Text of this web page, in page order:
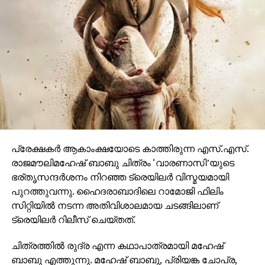
ഒരുങ്ങുന്നത് എന്നതിനാല്‍ തന്നെ തിയേറ്ററുകളില്‍
ഗംഭീരമായ കാഴ്ചാനുഭൂതി
സമ്മാനിക്കുമെന്നുറപ്പാണ്.ബാഹുബലിയും ആർ ആർ
ആറും ഒരുക്കിയ രാജമൗലിയുടെ ബ്രഹ്മാണ്ഡ ചിത്രം
വാരണാസി 2027ൽ തിയേറ്ററുകളിലേക്കെത്തും. പി ആർ
ഓ ആൻഡ് മാർക്കറ്റിംഗ് സ്ട്രാറ്റജിസ്റ്റ് : പ്രതീഷ് ശേഖർ.
പ്രേക്ഷകര്‍ ആകാംക്ഷയോടെ കാത്തിരുന്ന എസ്.എസ്.
രാജമൗലിമഹേഷ് ബാബു ചിത്രം ‘വാരണാസി’യുടെ
ഭര്തൃസന്ദര്‍ശനം നിറഞ്ഞ ട്രെയിലര്‍ വിസ്മയമായി
പുറത്തുവന്നു. ഹൈദരാബാദിലെ റാമോജി ഫിലിം
സിറ്റിയില്‍ നടന്ന അതിവിശാലമായ ചടങ്ങിലാണ്
ട്രെയിലര്‍ റിലീസ് ചെയ്തത്.
ചിത്രത്തില്‍ രുദ്ര എന്ന കഥാപാത്രമായി മഹേഷ്
ബാബു എത്തുന്നു. മഹേഷ് ബാബു, പ്രിയങ്ക ചോപ്ര,